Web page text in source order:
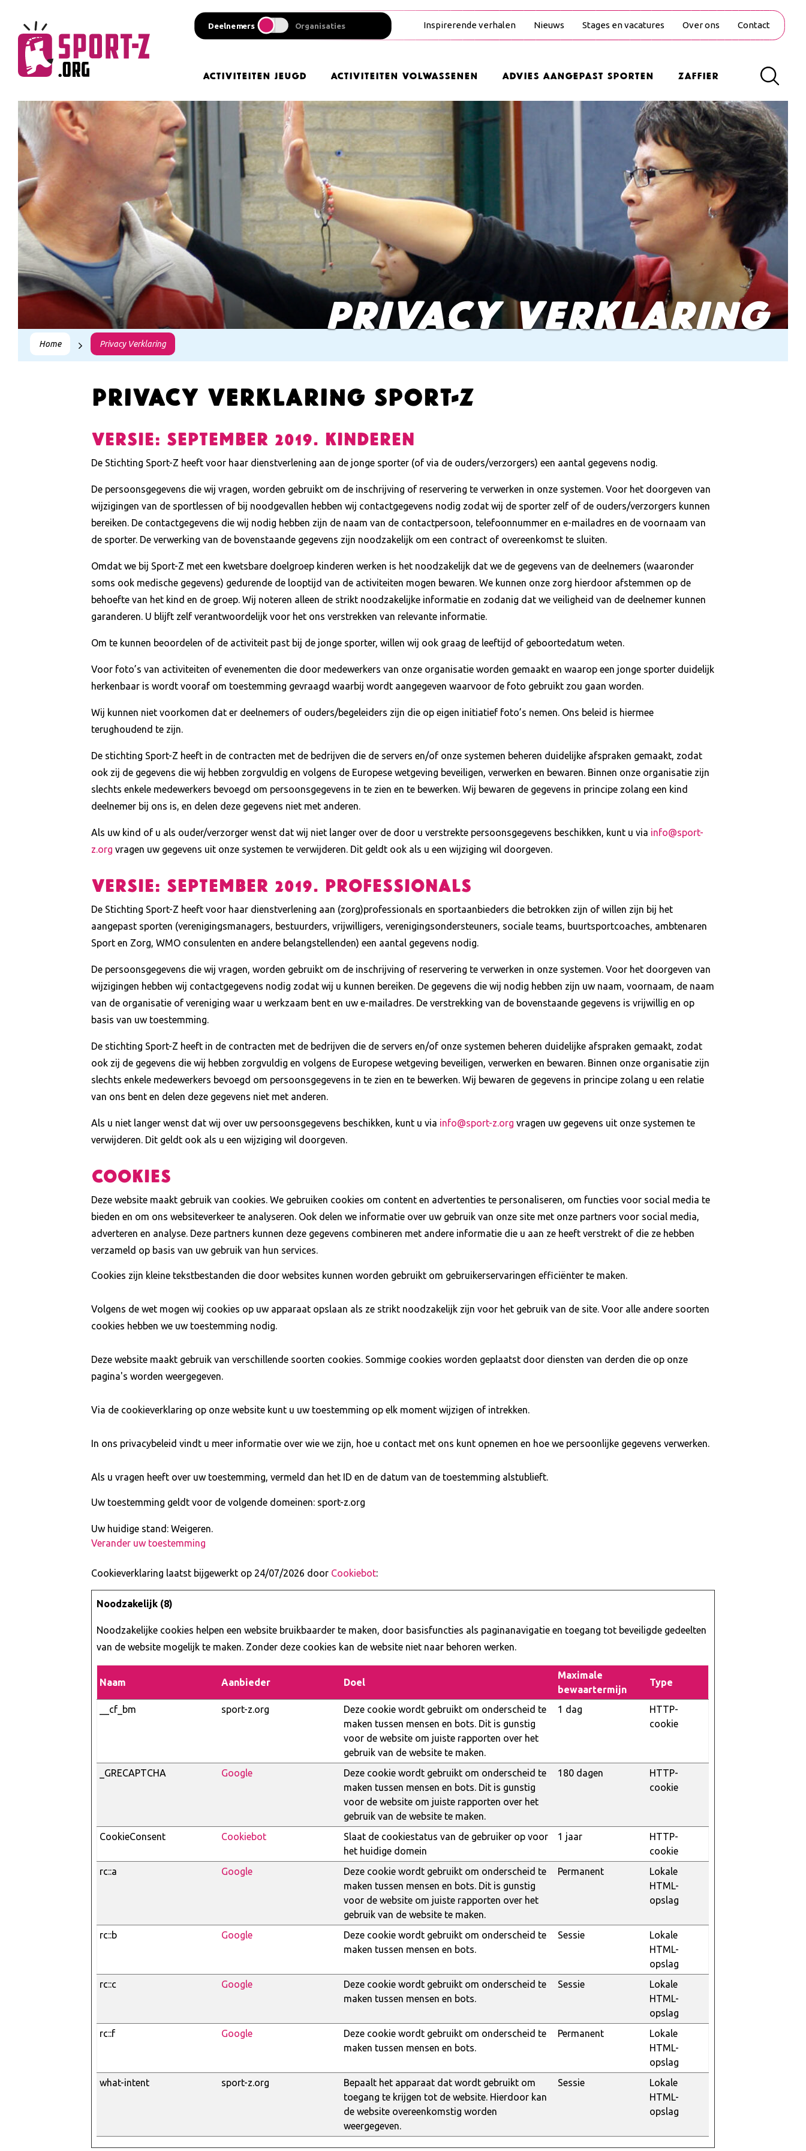
Deelnemers Organisaties Inspirerende verhalen Nieuws Stages en vacatures Over ons Contact
Activiteiten Jeugd Activiteiten Volwassenen Advies Aangepast Sporten Zaffier
PRIVACY VERKLARING
Home Privacy Verklaring
Privacy verklaring sport-z
Versie: september 2019. Kinderen
De Stichting Sport-Z heeft voor haar dienstverlening aan de jonge sporter (of via de ouders/verzorgers) een aantal gegevens nodig.
De persoonsgegevens die wij vragen, worden gebruikt om de inschrijving of reservering te verwerken in onze systemen. Voor het doorgeven van
wijzigingen van de sportlessen of bij noodgevallen hebben wij contactgegevens nodig zodat wij de sporter zelf of de ouders/verzorgers kunnen
bereiken. De contactgegevens die wij nodig hebben zijn de naam van de contactpersoon, telefoonnummer en e-mailadres en de voornaam van
de sporter. De verwerking van de bovenstaande gegevens zijn noodzakelijk om een contract of overeenkomst te sluiten.
Omdat we bij Sport-Z met een kwetsbare doelgroep kinderen werken is het noodzakelijk dat we de gegevens van de deelnemers (waaronder
soms ook medische gegevens) gedurende de looptijd van de activiteiten mogen bewaren. We kunnen onze zorg hierdoor afstemmen op de
behoefte van het kind en de groep. Wij noteren alleen de strikt noodzakelijke informatie en zodanig dat we veiligheid van de deelnemer kunnen
garanderen. U blijft zelf verantwoordelijk voor het ons verstrekken van relevante informatie.
Om te kunnen beoordelen of de activiteit past bij de jonge sporter, willen wij ook graag de leeftijd of geboortedatum weten.
Voor foto’s van activiteiten of evenementen die door medewerkers van onze organisatie worden gemaakt en waarop een jonge sporter duidelijk
herkenbaar is wordt vooraf om toestemming gevraagd waarbij wordt aangegeven waarvoor de foto gebruikt zou gaan worden.
Wij kunnen niet voorkomen dat er deelnemers of ouders/begeleiders zijn die op eigen initiatief foto’s nemen. Ons beleid is hiermee
terughoudend te zijn.
De stichting Sport-Z heeft in de contracten met de bedrijven die de servers en/of onze systemen beheren duidelijke afspraken gemaakt, zodat
ook zij de gegevens die wij hebben zorgvuldig en volgens de Europese wetgeving beveiligen, verwerken en bewaren. Binnen onze organisatie zijn
slechts enkele medewerkers bevoegd om persoonsgegevens in te zien en te bewerken. Wij bewaren de gegevens in principe zolang een kind
deelnemer bij ons is, en delen deze gegevens niet met anderen.
Als uw kind of u als ouder/verzorger wenst dat wij niet langer over de door u verstrekte persoonsgegevens beschikken, kunt u via info@sport-
z.org vragen uw gegevens uit onze systemen te verwijderen. Dit geldt ook als u een wijziging wil doorgeven.
Versie: september 2019. Professionals
De Stichting Sport-Z heeft voor haar dienstverlening aan (zorg)professionals en sportaanbieders die betrokken zijn of willen zijn bij het
aangepast sporten (verenigingsmanagers, bestuurders, vrijwilligers, verenigingsondersteuners, sociale teams, buurtsportcoaches, ambtenaren
Sport en Zorg, WMO consulenten en andere belangstellenden) een aantal gegevens nodig.
De persoonsgegevens die wij vragen, worden gebruikt om de inschrijving of reservering te verwerken in onze systemen. Voor het doorgeven van
wijzigingen hebben wij contactgegevens nodig zodat wij u kunnen bereiken. De gegevens die wij nodig hebben zijn uw naam, voornaam, de naam
van de organisatie of vereniging waar u werkzaam bent en uw e-mailadres. De verstrekking van de bovenstaande gegevens is vrijwillig en op
basis van uw toestemming.
De stichting Sport-Z heeft in de contracten met de bedrijven die de servers en/of onze systemen beheren duidelijke afspraken gemaakt, zodat
ook zij de gegevens die wij hebben zorgvuldig en volgens de Europese wetgeving beveiligen, verwerken en bewaren. Binnen onze organisatie zijn
slechts enkele medewerkers bevoegd om persoonsgegevens in te zien en te bewerken. Wij bewaren de gegevens in principe zolang u een relatie
van ons bent en delen deze gegevens niet met anderen.
Als u niet langer wenst dat wij over uw persoonsgegevens beschikken, kunt u via info@sport-z.org vragen uw gegevens uit onze systemen te
verwijderen. Dit geldt ook als u een wijziging wil doorgeven.
Cookies
Deze website maakt gebruik van cookies. We gebruiken cookies om content en advertenties te personaliseren, om functies voor social media te
bieden en om ons websiteverkeer te analyseren. Ook delen we informatie over uw gebruik van onze site met onze partners voor social media,
adverteren en analyse. Deze partners kunnen deze gegevens combineren met andere informatie die u aan ze heeft verstrekt of die ze hebben
verzameld op basis van uw gebruik van hun services.
Cookies zijn kleine tekstbestanden die door websites kunnen worden gebruikt om gebruikerservaringen efficiënter te maken.
Volgens de wet mogen wij cookies op uw apparaat opslaan als ze strikt noodzakelijk zijn voor het gebruik van de site. Voor alle andere soorten
cookies hebben we uw toestemming nodig.
Deze website maakt gebruik van verschillende soorten cookies. Sommige cookies worden geplaatst door diensten van derden die op onze
pagina's worden weergegeven.
Via de cookieverklaring op onze website kunt u uw toestemming op elk moment wijzigen of intrekken.
In ons privacybeleid vindt u meer informatie over wie we zijn, hoe u contact met ons kunt opnemen en hoe we persoonlijke gegevens verwerken.
Als u vragen heeft over uw toestemming, vermeld dan het ID en de datum van de toestemming alstublieft.
Uw toestemming geldt voor de volgende domeinen: sport-z.org
Uw huidige stand: Weigeren.
Verander uw toestemming
Cookieverklaring laatst bijgewerkt op 24/07/2026 door Cookiebot:
Noodzakelijk (8)
Noodzakelijke cookies helpen een website bruikbaarder te maken, door basisfuncties als paginanavigatie en toegang tot beveiligde gedeelten
van de website mogelijk te maken. Zonder deze cookies kan de website niet naar behoren werken.
Naam Aanbieder Doel
Maximale
bewaartermijn
Type
__cf_bm sport-z.org
Deze cookie wordt gebruikt om onderscheid te
maken tussen mensen en bots. Dit is gunstig
voor de website om juiste rapporten over het
gebruik van de website te maken.
1 dag
HTTP-
cookie
_GRECAPTCHA Google
Deze cookie wordt gebruikt om onderscheid te
maken tussen mensen en bots. Dit is gunstig
voor de website om juiste rapporten over het
gebruik van de website te maken.
180 dagen
HTTP-
cookie
CookieConsent Cookiebot
Slaat de cookiestatus van de gebruiker op voor
het huidige domein
1 jaar
HTTP-
cookie
rc::a
Google
Deze cookie wordt gebruikt om onderscheid te
maken tussen mensen en bots. Dit is gunstig
voor de website om juiste rapporten over het
gebruik van de website te maken.
Permanent
Lokale
HTML-
opslag
rc::b Google
Deze cookie wordt gebruikt om onderscheid te
maken tussen mensen en bots.
Sessie
Lokale
HTML-
opslag
rc::c
Google
Deze cookie wordt gebruikt om onderscheid te
maken tussen mensen en bots.
Sessie
Lokale
HTML-
opslag
rc::f
Google
Deze cookie wordt gebruikt om onderscheid te
maken tussen mensen en bots.
Permanent
Lokale
HTML-
opslag
what-intent
sport-z.org
Bepaalt het apparaat dat wordt gebruikt om
toegang te krijgen tot de website. Hierdoor kan
de website overeenkomstig worden
weergegeven.
Sessie
Lokale
HTML-
opslag